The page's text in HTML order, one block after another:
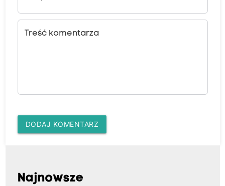
Treść komentarza
DODAJ KOMENTARZ
Najnowsze